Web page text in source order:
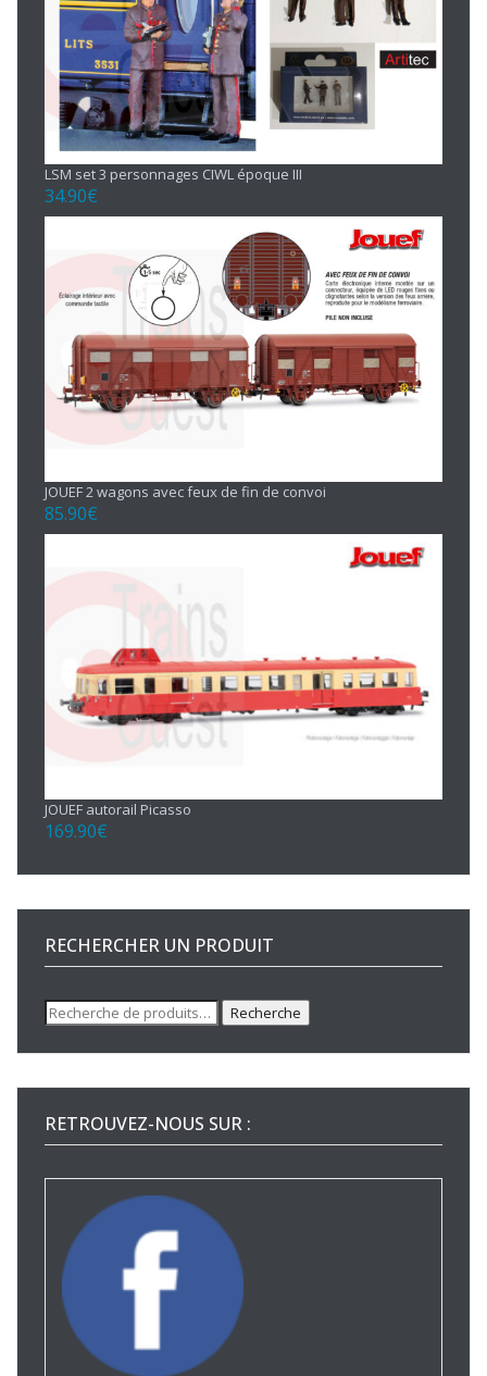
LSM set 3 personnages CIWL époque III
34.90€
JOUEF 2 wagons avec feux de fin de convoi
85.90€
JOUEF autorail Picasso
169.90€
RECHERCHER UN PRODUIT
Recherche
pour :
Recherche
RETROUVEZ-NOUS SUR :